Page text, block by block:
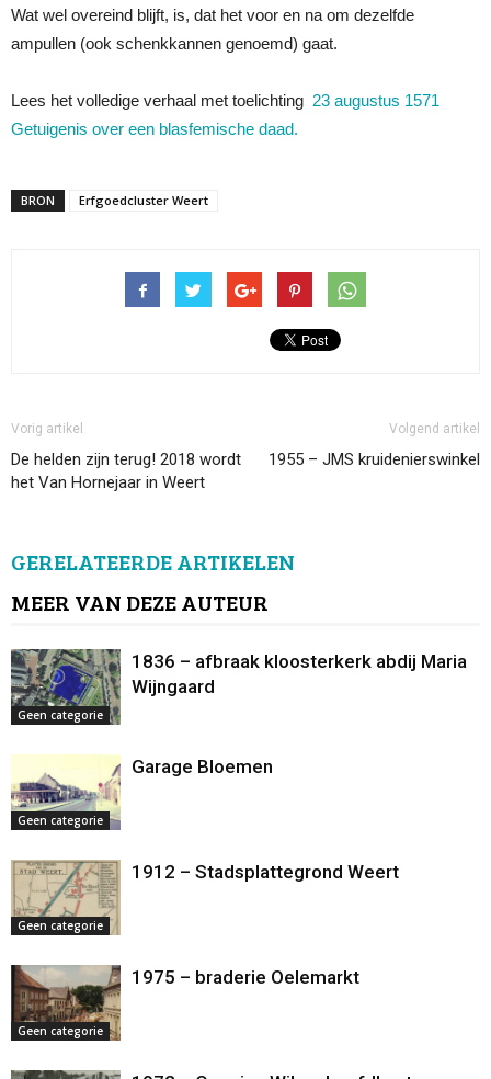
Wat wel overeind blijft, is, dat het voor en na om dezelfde
ampullen (ook schenkkannen genoemd) gaat.
Lees het volledige verhaal met toelichting 23 augustus 1571
Getuigenis over een blasfemische daad.
BRON Erfgoedcluster Weert
Vorig artikel
De helden zijn terug! 2018 wordt
het Van Hornejaar in Weert
Volgend artikel
1955 – JMS kruidenierswinkel
GERELATEERDE ARTIKELEN
MEER VAN DEZE AUTEUR
Geen categorie
1836 – afbraak kloosterkerk abdij Maria
Wijngaard
Geen categorie
Garage Bloemen
Geen categorie
1912 – Stadsplattegrond Weert
Geen categorie
1975 – braderie Oelemarkt